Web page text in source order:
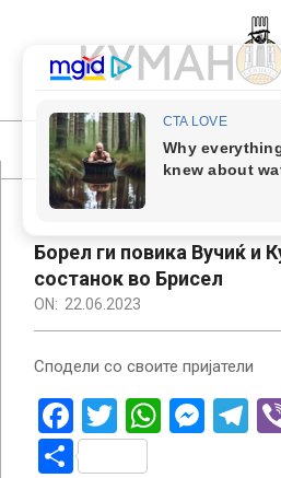
content
КУМАНОВСКИ
МУАБЕТИ
Primary
Navigation
Борел ги повика Вучиќ и
состанок во Брисел
ON: 22.06.2023
Сподели со своите пријатели
Facebook
Twitter
Share